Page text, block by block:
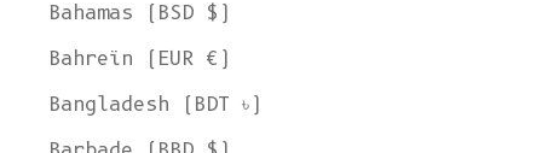
Bahamas (BSD $)
Bahreïn (EUR €)
Bangladesh (BDT ৳)